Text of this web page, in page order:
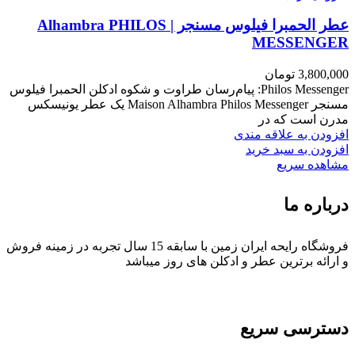
عطر الحمبرا فیلوس مسنجر | Alhambra PHILOS
MESSENGER
3,800,000 تومان
Philos Messenger: پیام‌رسان طراوت و شکوه ادکلن الحمبرا فیلوس
مسنجر Maison Alhambra Philos Messenger یک عطر یونیسکس
مدرن است که در
افزودن به علاقه مندی
افزودن به سبد خرید
مشاهده سریع
درباره ما
فروشگاه رایحه ایران زمین با سابقه 15 سال تجربه در زمینه فروش
و ارائه برترین عطر و ادکلن های روز میباشد
دسترسی سریع